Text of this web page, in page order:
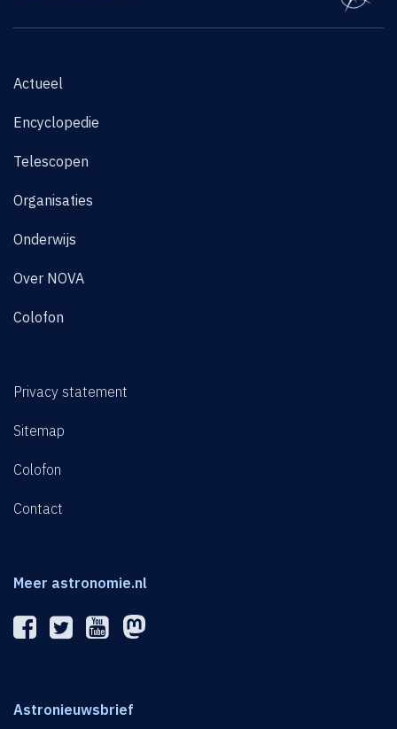
Actueel
Encyclopedie
Telescopen
Organisaties
Onderwijs
Over NOVA
Colofon
Privacy statement
Sitemap
Colofon
Contact
Meer astronomie.nl
Astronieuwsbrief